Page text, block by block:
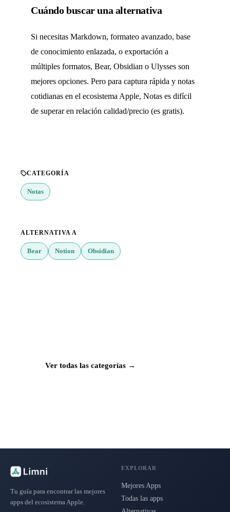
Cuándo buscar una alternativa
Si necesitas Markdown, formateo avanzado, base
de conocimiento enlazada, o exportación a
múltiples formatos, Bear, Obsidian o Ulysses son
mejores opciones. Pero para captura rápida y notas
cotidianas en el ecosistema Apple, Notas es difícil
de superar en relación calidad/precio (es gratis).
CATEGORÍA
Notas
ALTERNATIVA A
Bear Notion Obsidian
Ver todas las categorías →
Tu guía para encontrar las mejores
apps del ecosistema Apple.
EXPLORAR
Mejores Apps
Todas las apps